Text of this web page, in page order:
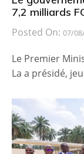
7,2 milliards
Posted On: 07/
Le Premier
La a présidé,